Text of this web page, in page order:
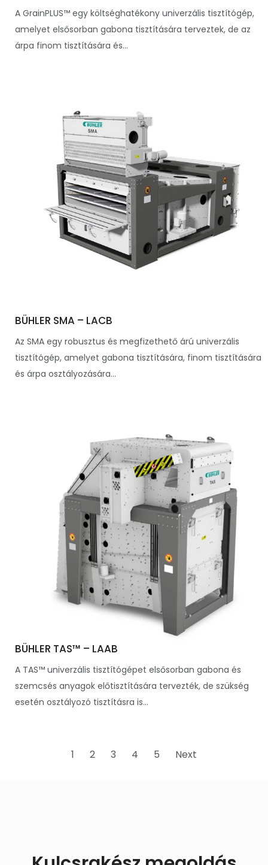
A GrainPLUS™ egy költséghatékony univerzális tisztítógép,
amelyet elsősorban gabona tisztítására terveztek, de az
árpa finom tisztítására és...
BÜHLER SMA – LACB
Az SMA egy robusztus és megfizethető árú univerzális
tisztítógép, amelyet gabona tisztítására, finom tisztítására
és árpa osztályozására...
BÜHLER TAS™ – LAAB
A TAS™ univerzális tisztítógépet elsősorban gabona és
szemcsés anyagok előtisztítására tervezték, de szükség
esetén osztályozó tisztításra is...
1 2 3 4 5 Next